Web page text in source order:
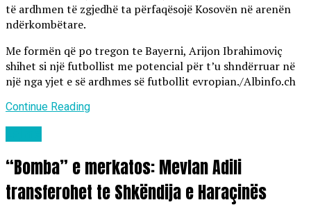
të ardhmen të zgjedhë ta përfaqësojë Kosovën në arenën
ndërkombëtare.
Me formën që po tregon te Bayerni, Arijon Ibrahimoviç
shihet si një futbollist me potencial për t’u shndërruar në
një nga yjet e së ardhmes së futbollit evropian./Albinfo.ch
Continue Reading
“Bomba” e merkatos: Mevlan Adili
transferohet te Shkëndija e Haraçinës